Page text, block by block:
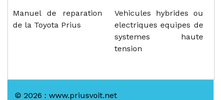
Manuel de reparation
de la Toyota Prius
Vehicules hybrides ou
electriques equipes de
systemes haute
tension
© 2026 : www.priusvoit.net